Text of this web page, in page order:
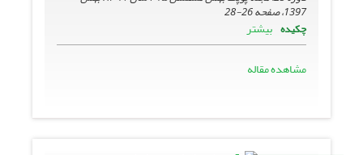
1397، صفحه
26-28
چکیده بیشتر
مشاهده مقاله